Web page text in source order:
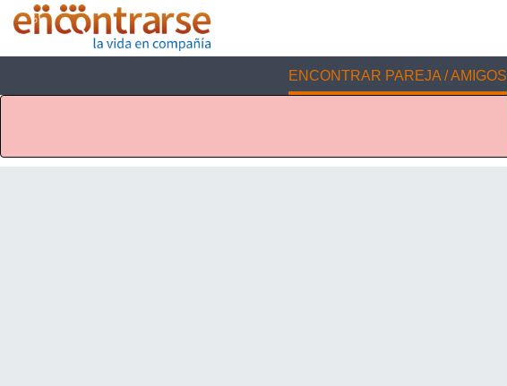
ENCONTRAR PAREJA / AMIGOS